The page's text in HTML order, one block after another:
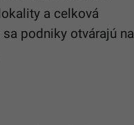
a celková
podniky otvárajú na